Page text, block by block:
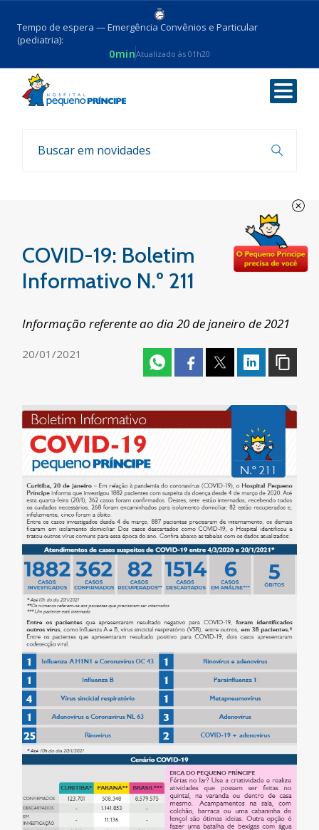
Tempo de espera — Emergência Convênios e Particular
(pediatria):
0minAtualizado às 01h20
Voltar
Boletim COVID-19
COVID-19: Boletim
Informativo N.º 211
Informação referente ao dia 20 de janeiro de 2021
20/01/2021